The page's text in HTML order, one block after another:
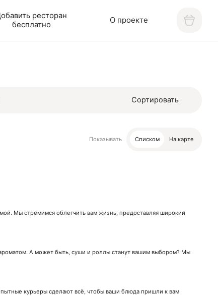
ресторан
бесплатно
О проекте
Сортировать
Показывать Списком На карте
Мы стремимся облегчить вам жизнь, предоставляя широкий
А может быть, суши и роллы станут вашим выбором? Мы
курьеры сделают всё, чтобы ваши блюда пришли к вам